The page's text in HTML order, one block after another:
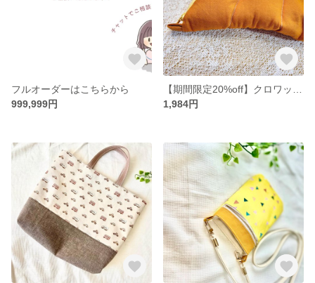
フルオーダーはこちらから
999,999円
1,984円